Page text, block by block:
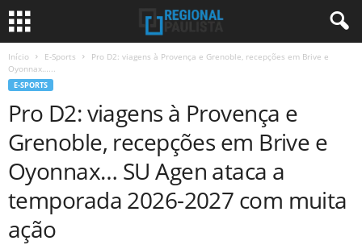
Início E-Sports
Pro D2: viagens à Provença e Grenoble, recepções em Brive e
Oyonnax…...
E-SPORTS
Pro D2: viagens à Provença e
Grenoble, recepções em Brive e
Oyonnax… SU Agen ataca a
temporada 2026-2027 com muita
ação